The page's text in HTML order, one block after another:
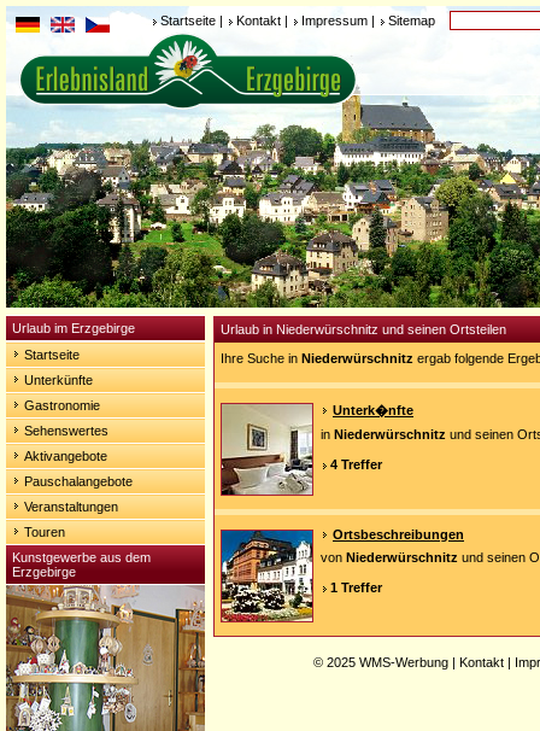
Startseite | Kontakt | Impressum | Sitemap
Urlaub im Erzgebirge
Startseite
Unterkünfte
Gastronomie
Sehenswertes
Aktivangebote
Pauschalangebote
Veranstaltungen
Touren
Kunstgewerbe aus dem
Erzgebirge
Urlaub in Niederwürschnitz und seinen Ortsteilen
Ihre Suche in Niederwürschnitz ergab folgende
Unterk�nfte
in Niederwürschnitz und seinen
4 Treffer
Ortsbeschreibungen
von Niederwürschnitz und seinen
1 Treffer
© 2025 WMS-Werbung | Kontakt |